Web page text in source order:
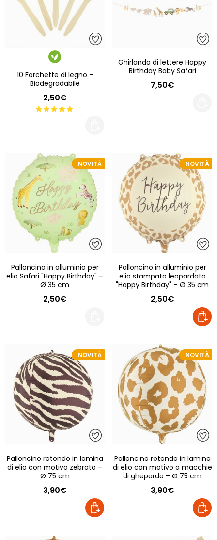
10 Forchette di legno -
Biodegradabile
2,50€
Ghirlanda di lettere Happy
Birthday Baby Safari
7,50€
NOVITÀ
Palloncino in alluminio per
elio Safari "Happy Birthday" –
Ø 35 cm
2,50€
NOVITÀ
Palloncino in alluminio per
elio stampato leopardato
"Happy Birthday" – Ø 35 cm
2,50€
NOVITÀ
Palloncino rotondo in lamina
di elio con motivo zebrato –
Ø 75 cm
3,90€
NOVITÀ
Palloncino rotondo in lamina
di elio con motivo a macchie
di ghepardo – Ø 75 cm
3,90€